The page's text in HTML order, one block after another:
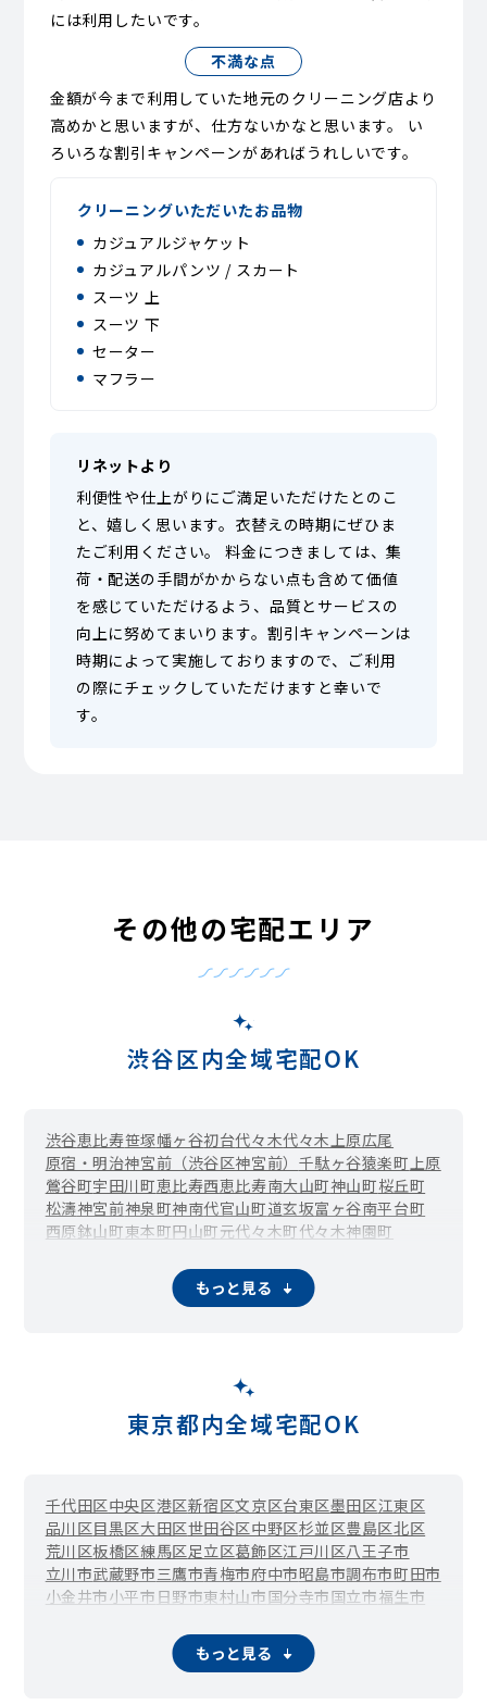
には利用したいです。
不満な点
金額が今まで利用していた地元のクリーニング店より
高めかと思いますが、仕方ないかなと思います。 い
ろいろな割引キャンペーンがあればうれしいです。
クリーニングいただいたお品物
カジュアルジャケット
カジュアルパンツ / スカート
スーツ 上
スーツ 下
セーター
マフラー
リネットより
利便性や仕上がりにご満足いただけたとのこ
と、嬉しく思います。衣替えの時期にぜひま
たご利用ください。 料金につきましては、集
荷・配送の手間がかからない点も含めて価値
を感じていただけるよう、品質とサービスの
向上に努めてまいります。割引キャンペーンは
時期によって実施しておりますので、ご利用
の際にチェックしていただけますと幸いで
す。
その他の宅配エリア
渋谷区内全域宅配OK
渋谷恵比寿笹塚幡ヶ谷初台代々木代々木上原広尾
原宿・明治神宮前（渋谷区神宮前） 千駄ヶ谷猿楽町 上原
鶯谷町宇田川町恵比寿西恵比寿南大山町神山町桜丘町
松濤神宮前神泉町神南代官山町道玄坂富ヶ谷南平台町
西原鉢山町東本町円山町元代々木町代々木神園町
もっと見る
東京都内全域宅配OK
千代田区中央区港区新宿区文京区台東区墨田区江東区
品川区目黒区大田区世田谷区中野区杉並区豊島区北区
荒川区板橋区練馬区足立区葛飾区江戸川区八王子市
立川市武蔵野市三鷹市青梅市府中市昭島市調布市町田市
小金井市小平市 日野市東村山市国分寺市国立市福生市
あきる野市西東京市瑞穂町
利島村新島村神津島村三宅村
もっと見る